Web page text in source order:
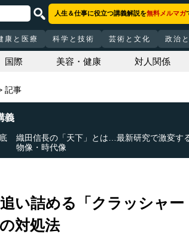
人生＆仕事に役立つ講義解説を無料メルマガ
康と医療 科学と技術 芸術と文化 政治
国際 美容・健康 対人関係
記事
義
織田信長の「天下」とは…最新研究で激変す
物像・時代像
い詰める「クラッシャー
対処法